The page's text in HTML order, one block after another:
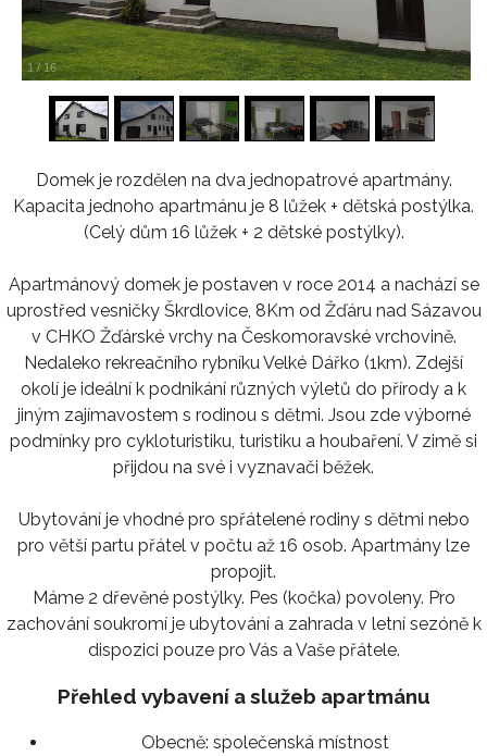
1 / 16
Domek je rozdělen na dva jednopatrové apartmány.
Kapacita jednoho apartmánu je 8 lůžek + dětská postýlka.
(Celý dům 16 lůžek + 2 dětské postýlky).
Apartmánový domek je postaven v roce 2014 a nachází se
uprostřed vesničky Škrdlovice, 8Km od Žďáru nad Sázavou
v CHKO Žďárské vrchy na Českomoravské vrchovině.
Nedaleko rekreačního rybníku Velké Dářko (1km). Zdejší
okolí je ideální k podnikání různých výletů do přírody a k
jiným zajímavostem s rodinou s dětmi. Jsou zde výborné
podmínky pro cykloturistiku, turistiku a houbaření. V zimě si
přijdou na své i vyznavači běžek.
Ubytování je vhodné pro spřátelené rodiny s dětmi nebo
pro větší partu přátel v počtu až 16 osob. Apartmány lze
propojit.
Máme 2 dřevěné postýlky. Pes (kočka) povoleny. Pro
zachování soukromí je ubytování a zahrada v letní sezóně k
dispozici pouze pro Vás a Vaše přátele.
Přehled vybavení a služeb apartmánu
Obecně: společenská místnost